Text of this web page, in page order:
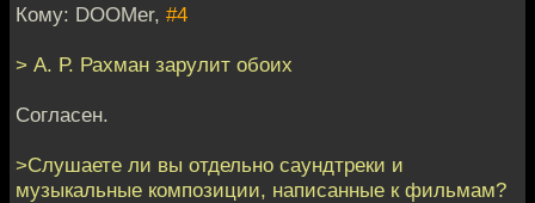
Кому: DOOMer, #4
> А. Р. Рахман зарулит обоих
Cогласен.
>Слушаете ли вы отдельно саундтреки и
музыкальные композиции, написанные к фильмам?